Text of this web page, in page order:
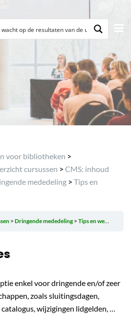
voor bibliotheken >
cursussen > CMS: inhoud
mededeling > Tips en
Dringende mededeling Tips en weetjes
enkel voor dringende en/of zeer
zoals sluitingsdagen,
wijzigingen lidgelden, …